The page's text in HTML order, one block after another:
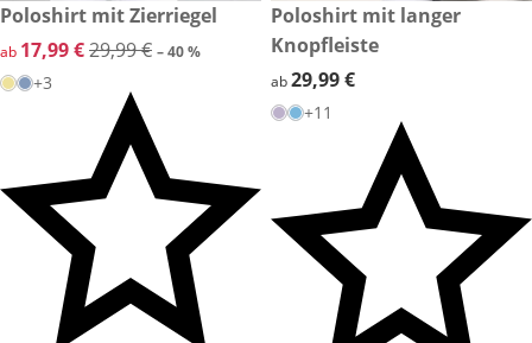
reduzierter Preis 17,99 €, vorheriger Preis: 29,99 €
-40 %
Poloshirt mit Zierriegel
reduzierter Preis 17,99 €, vorheriger Preis: 29,99 €
ab 17,99 €29,99 € – 40 %
+3
29,99 €
Poloshirt mit langer
Knopfleiste
29,99 €
ab29,99 €
+11